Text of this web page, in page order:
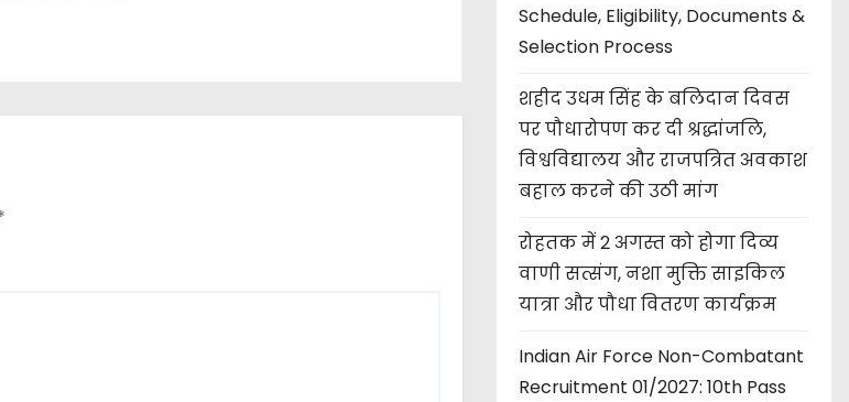
Schedule, Eligibility, Documents &
Selection Process
शहीद उधम सिंह के बलिदान दिवस
पर पौधारोपण कर दी श्रद्धांजलि,
विश्वविद्यालय और राजपत्रित अवकाश
बहाल करने की उठी मांग
रोहतक में 2 अगस्त को होगा दिव्य
वाणी सत्संग, नशा मुक्ति साइकिल
यात्रा और पौधा वितरण कार्यक्रम
Indian Air Force Non-Combatant
Recruitment 01/2027: 10th Pass